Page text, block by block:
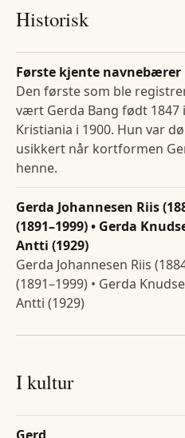
Historisk
Første kjente navnebærer
Den første som ble
vært Gerda Bang født 1847
Kristiania i 1900. Hun var
usikkert når kortformen
henne.
Gerda Johannesen Riis
(1891–1999) • Gerda
Antti (1929)
Gerda Johannesen Riis
(1891–1999) • Gerda
Antti (1929)
I kultur
Gerd